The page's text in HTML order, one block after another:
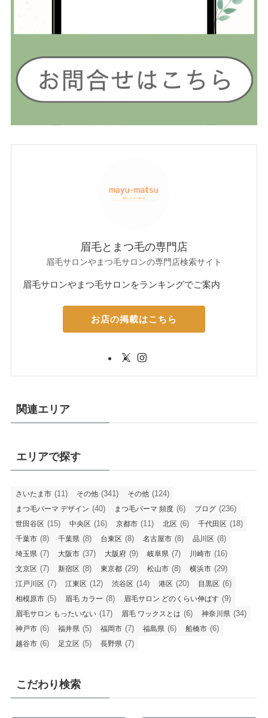
眉毛とまつ毛の専門店
眉毛サロンやまつ毛サロンの専門店検索サイト
眉毛サロンやまつ毛サロンをランキングでご案内
お店の掲載はこちら
関連エリア
エリアで探す
さいたま市 (11) その他 (341) その他 (124)
まつ毛パーマ デザイン (40) まつ毛パーマ 頻度 (6) ブログ (236)
世田谷区 (15) 中央区 (16) 京都市 (11) 北区 (6) 千代田区 (18)
千葉市 (8) 千葉県 (8) 台東区 (8) 名古屋市 (8) 品川区 (8)
埼玉県 (7) 大阪市 (37) 大阪府 (9) 岐阜県 (7) 川崎市 (16)
文京区 (7) 新宿区 (8) 東京都 (29) 松山市 (8) 横浜市 (29)
江戸川区 (7) 江東区 (12) 渋谷区 (14) 港区 (20) 目黒区 (6)
相模原市 (5) 眉毛 カラー (8) 眉毛サロン どのくらい伸ばす (9)
眉毛サロン もったいない (17) 眉毛 ワックスとは (6) 神奈川県 (34)
神戸市 (6) 福井県 (5) 福岡市 (7) 福島県 (6) 船橋市 (6)
越谷市 (6) 足立区 (5) 長野県 (7)
こだわり検索